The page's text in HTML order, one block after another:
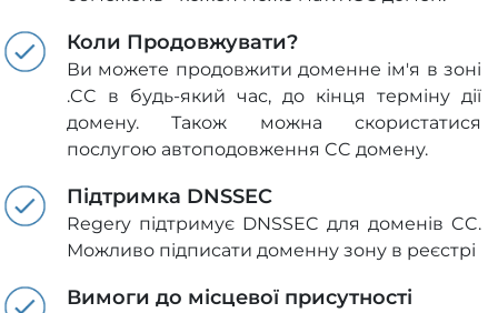
Коли Продовжувати?
Ви можете продовжити доменне ім'я в зоні
.CC в будь-який час, до кінця терміну дії
домену. Також можна скористатися
послугою автоподовження CC домену.
Підтримка DNSSEC
Regery підтримує DNSSEC для доменів CC.
Можливо підписати доменну зону в реєстрі
Вимоги до місцевої присутності